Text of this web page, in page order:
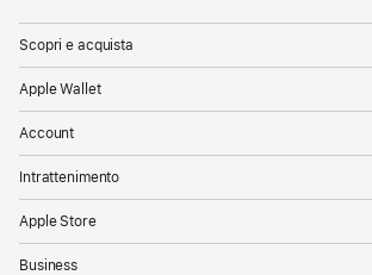
Scopri e acquista
Apple Wallet
Account
Intrattenimento
Apple Store
Business